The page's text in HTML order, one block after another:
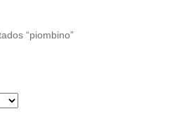
“piombino”